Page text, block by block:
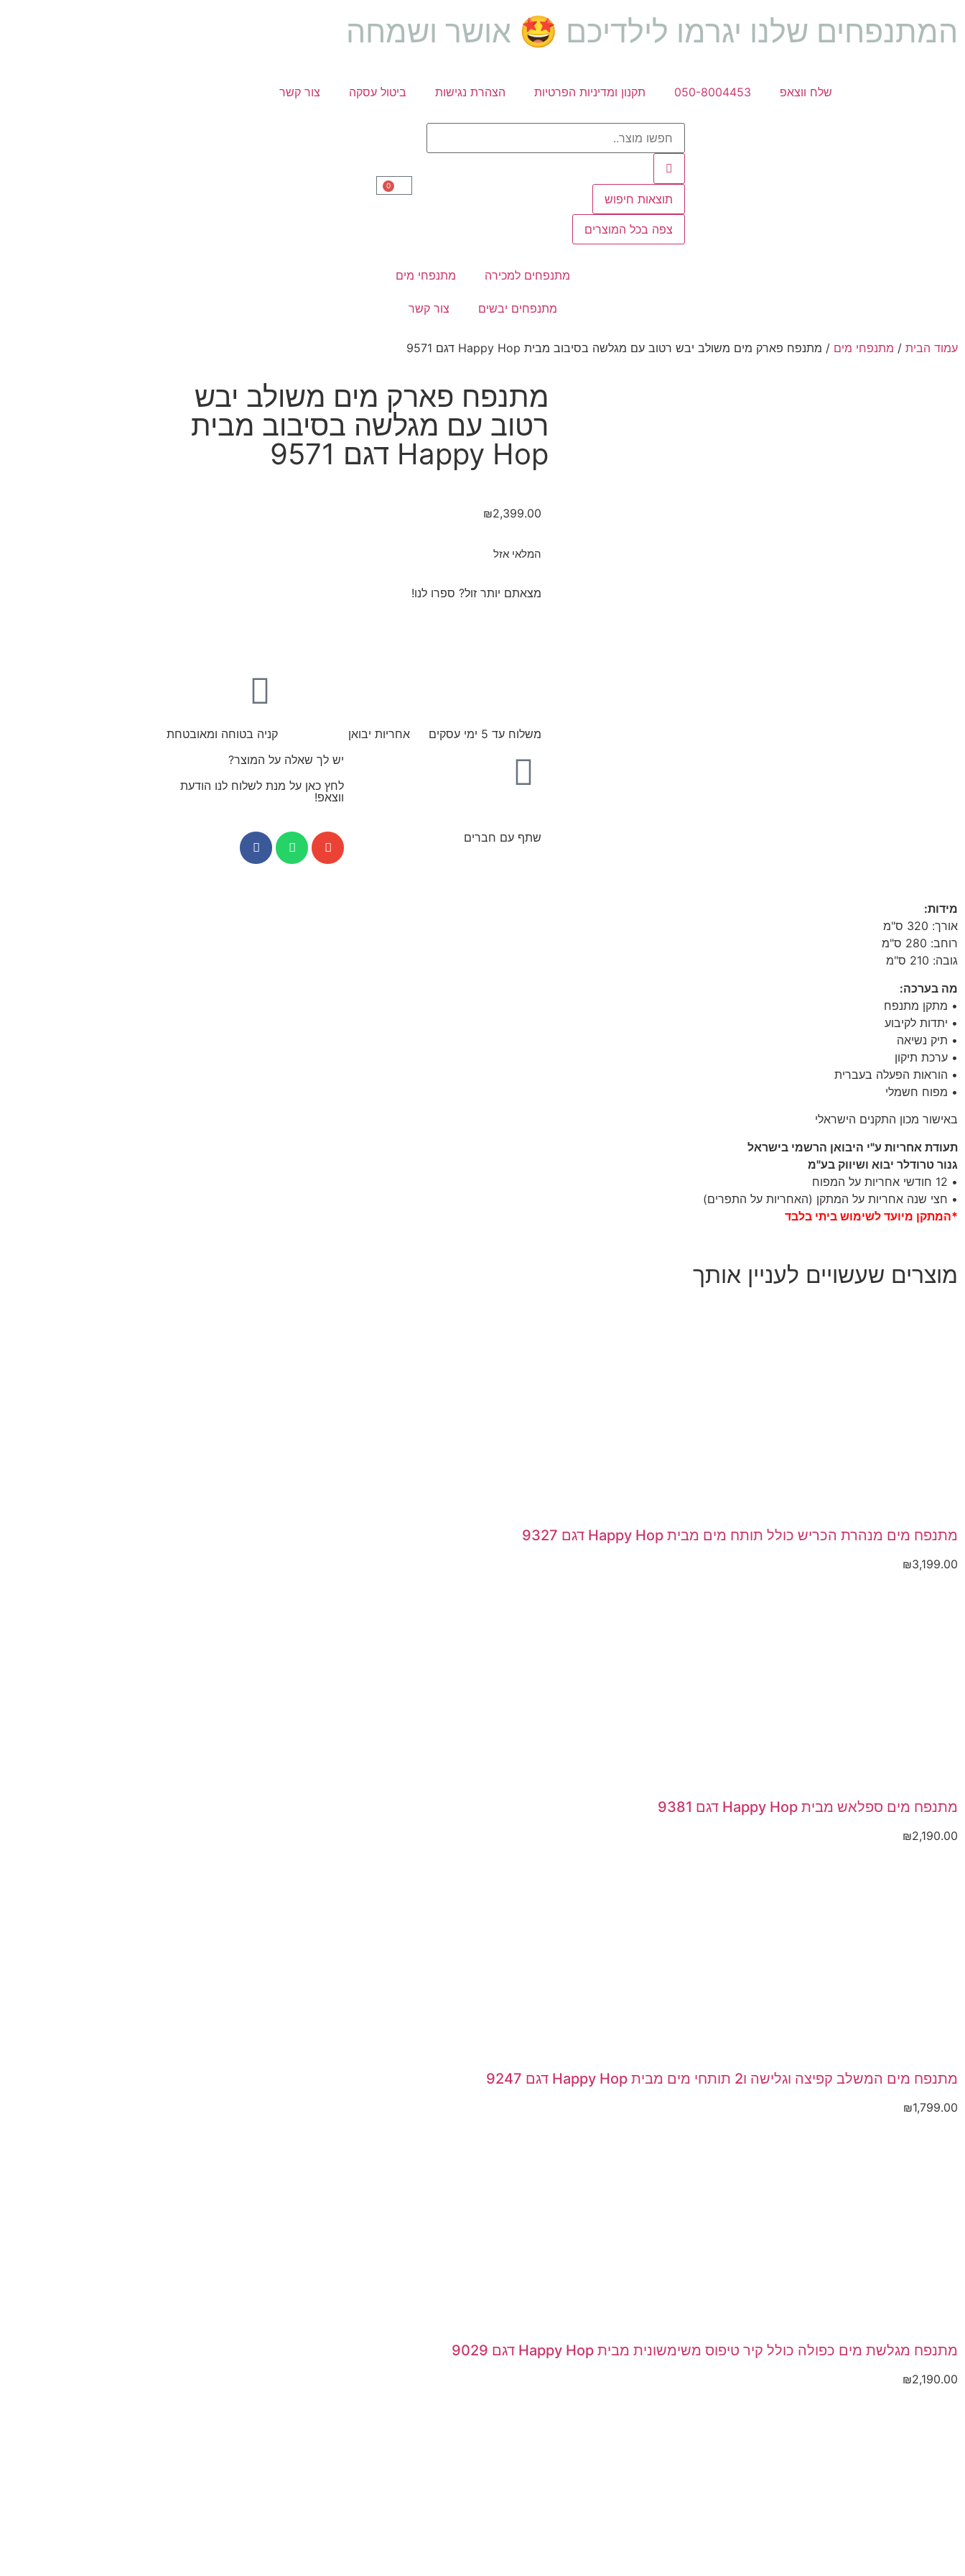
המתנפחים שלנו יגרמו לילדיכם 🤩 אושר ושמחה
שלח ווצאפ 050-8004453 תקנון ומדיניות הפרטיות הצהרת נגישות ביטול עסקה צור קשר
תוצאות חיפוש
צפה בכל המוצרים
0
מתנפחים למכירה מתנפחי מים
מתנפחים יבשים צור קשר
עמוד הבית / מתנפחי מים / מתנפח פארק מים משולב יבש רטוב עם מגלשה בסיבוב מבית Happy Hop דגם 9571
מתנפח פארק מים משולב יבש
רטוב עם מגלשה בסיבוב מבית
Happy Hop דגם 9571
₪2,399.00
המלאי אזל
מצאתם יותר זול? ספרו לנו!
משלוח עד 5 ימי עסקים אחריות יבואן
קניה בטוחה ומאובטחת
יש לך שאלה על המוצר?
לחץ כאן על מנת לשלוח לנו הודעת
ווצאפ!
שתף עם חברים
מידות:
אורך: 320 ס"מ
רוחב: 280 ס"מ
גובה: 210 ס"מ
מה בערכה:
• מתקן מתנפח
• יתדות לקיבוע
• תיק נשיאה
• ערכת תיקון
• הוראות הפעלה בעברית
• מפוח חשמלי
באישור מכון התקנים הישראלי
תעודת אחריות ע"י היבואן הרשמי בישראל
גנור טרודלר יבוא ושיווק בע"מ
• 12 חודשי אחריות על המפוח
• חצי שנה אחריות על המתקן (האחריות על התפרים)
*המתקן מיועד לשימוש ביתי בלבד
מוצרים שעשויים לעניין אותך
מתנפח מים מנהרת הכריש כולל תותח מים מבית Happy Hop דגם 9327
₪3,199.00
מתנפח מים ספלאש מבית Happy Hop דגם 9381
₪2,190.00
מתנפח מים המשלב קפיצה וגלישה ו2 תותחי מים מבית Happy Hop דגם 9247
₪1,799.00
מתנפח מגלשת מים כפולה כולל קיר טיפוס משימשונית מבית Happy Hop דגם 9029
₪2,190.00